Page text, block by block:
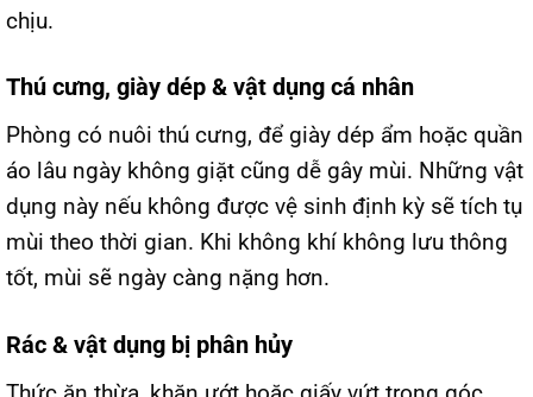
chịu.
Thú cưng, giày dép & vật dụng cá nhân
Phòng có nuôi thú cưng, để giày dép ẩm hoặc quần
áo lâu ngày không giặt cũng dễ gây mùi. Những vật
dụng này nếu không được vệ sinh định kỳ sẽ tích tụ
mùi theo thời gian. Khi không khí không lưu thông
tốt, mùi sẽ ngày càng nặng hơn.
Rác & vật dụng bị phân hủy